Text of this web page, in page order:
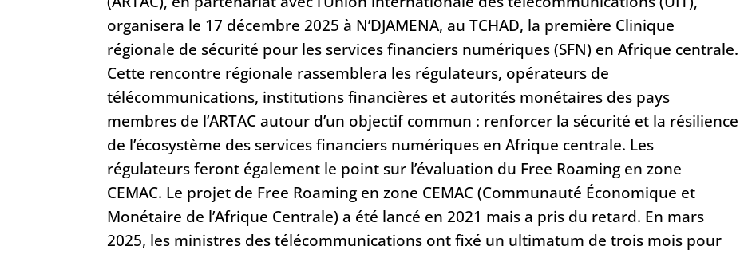
organisera le 17 décembre 2025 à N’DJAMENA, au TCHAD, la première Clinique
régionale de sécurité pour les services financiers numériques (SFN) en Afrique centrale.
Cette rencontre régionale rassemblera les régulateurs, opérateurs de
télécommunications, institutions financières et autorités monétaires des pays
membres de l’ARTAC autour d’un objectif commun : renforcer la sécurité et la résilience
de l’écosystème des services financiers numériques en Afrique centrale. Les
régulateurs feront également le point sur l’évaluation du Free Roaming en zone
CEMAC. Le projet de Free Roaming en zone CEMAC (Communauté Économique et
Monétaire de l’Afrique Centrale) a été lancé en 2021 mais a pris du retard. En mars
2025, les ministres des télécommunications ont fixé un ultimatum de trois mois pour